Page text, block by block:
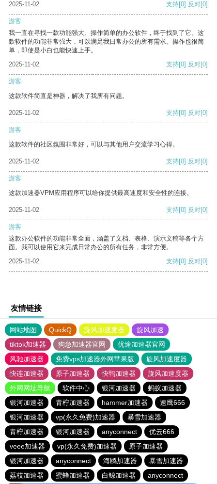
2025-11-02 支持[0] 反对[0]
游客
我一直在寻找一款功能强大、操作简单的办公软件，终于找到了它。这
款软件的功能非常强大，可以满足我日常办公的所有需求。操作也很简
单，即使是小白也能快速上手。
2025-11-02
支持[0] 反对[0]
游客
这款软件简直是神器，解决了我所有问题。
2025-11-02 支持[0] 反对[0]
游客
这款软件的社区氛围非常好，可以与其他用户交流学习心得。
2025-11-02 支持[0] 反对[0]
游客
这款加速器VPM应用程序可以给你提供最高速度和安全性的连接。
2025-11-02 支持[0] 反对[0]
游客
这款办公软件的功能非常全面，涵盖了文档、表格、演示文稿等各个方
面。我可以使用它来完成日常办公的所有任务，非常方便。
2025-11-02
支持[0] 反对[0]
友情链接
网站地图 QuickQ 旋风加速度器
旋风加速
tiktok加速器
狗急加速器官网
优途加速器官网
风驰加速器
免费vps加速器外网苹果版
旋风加速度器
快连加速器
原子加速器 快鸭加速器
旋风加速度器
外网网址导航
软件中心 银河加速器
蚂蚁加速器
银河加速器
青柠加速器 hammer加速器
速鹰666
银河加速器
vp(永久免费)加速器
暴雪加速器
青柠加速器
银河加速器 anyconnect
优云666
veee加速器
vp(永久免费)加速器
原子加速器
银河加速器
anyconnect 海鸥加速器
暴雪加速器
荔枝加速器
蜜蜂加速器 白鲸加速器 anyconnect